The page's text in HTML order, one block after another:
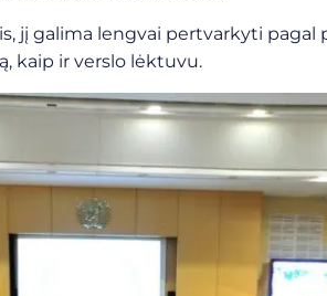
jį galima lengvai pertvarkyti pagal
kaip ir verslo lėktuvu.